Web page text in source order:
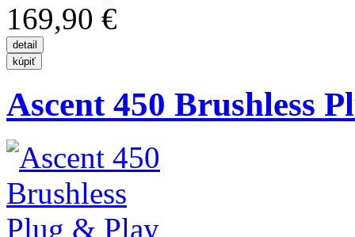
169,90 €
Ascent 450 Brushless